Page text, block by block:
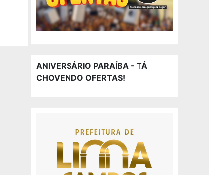
ANIVERSÁRIO PARAÍBA - TÁ
CHOVENDO OFERTAS!